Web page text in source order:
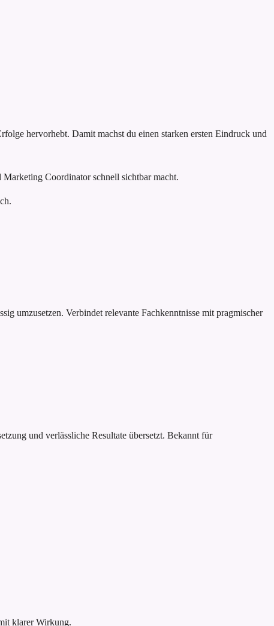
hervorhebt. Damit machst du einen starken ersten Eindruck und
Coordinator schnell sichtbar macht.
umzusetzen. Verbindet relevante Fachkenntnisse mit pragmischer
und verlässliche Resultate übersetzt. Bekannt für
klarer Wirkung.